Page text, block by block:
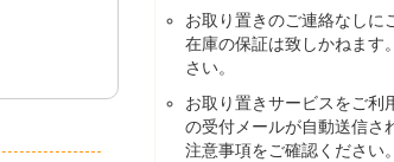
お取り置きのご連絡なしに
在庫の保証は致しかねます
さい。
お取り置きサービスをご利
の受付メールが自動送信さ
注意事項をご確認ください。